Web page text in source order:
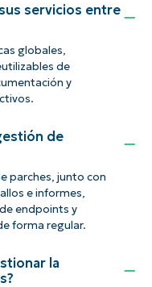
servicios entre
globales,
de
y
de
parches, junto con
e informes,
endpoints y
forma regular.
la